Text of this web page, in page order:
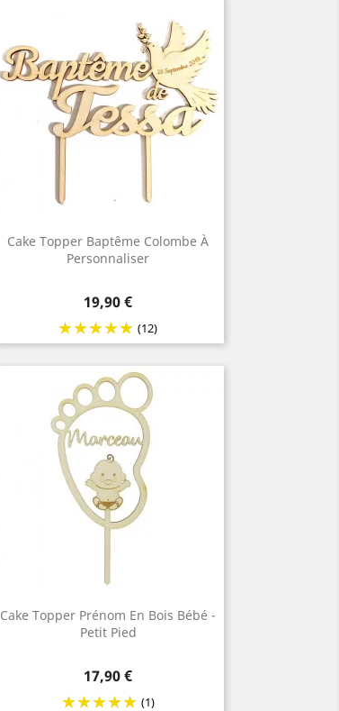
Cake Topper Baptême Colombe À
Personnaliser
Prix
19,90 €
(12)
Cake Topper Prénom En Bois Bébé -
Petit Pied
Prix
17,90 €
(1)